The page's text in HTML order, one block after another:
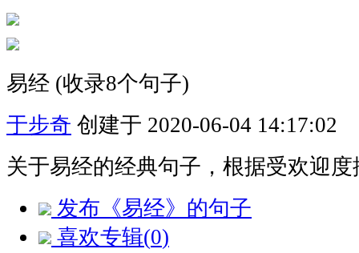
易经 (收录8个句子)
于步奇 创建于 2020-06-04 14:17:02
关于易经的经典句子，根据受欢迎度
发布《易经》的句子
喜欢专辑(0)